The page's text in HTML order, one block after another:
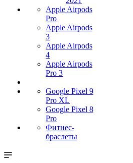
Apple Airpods
Pro
Apple Airpods
3
Apple Airpods
4
Apple Airpods
Pro 3
Google Pixel 9
Pro XL
Google Pixel 8
Pro
Фитнес-
браслеты